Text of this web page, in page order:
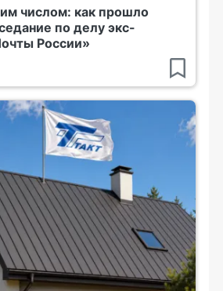
числом: как прошло
по делу экс-
России»